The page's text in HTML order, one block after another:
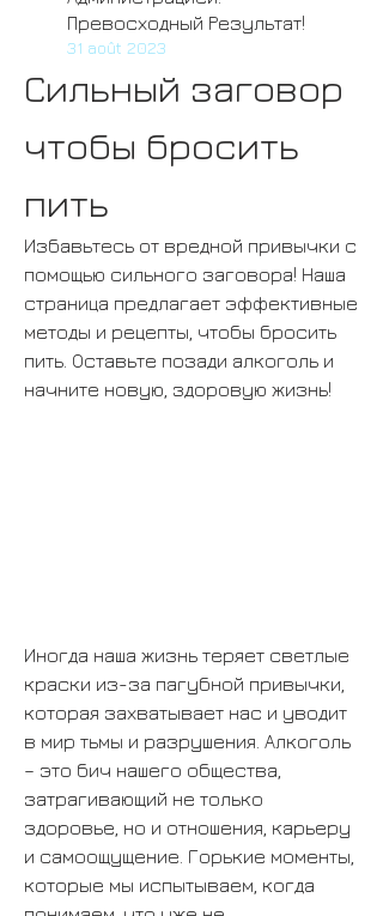
Превосходный Результат!
31 août 2023
Сильный заговор
чтобы бросить
пить
Избавьтесь от вредной привычки с
помощью сильного заговора! Наша
страница предлагает эффективные
методы и рецепты, чтобы бросить
пить. Оставьте позади алкоголь и
начните новую, здоровую жизнь!
Иногда наша жизнь теряет светлые
краски из-за пагубной привычки,
которая захватывает нас и уводит
в мир тьмы и разрушения. Алкоголь
– это бич нашего общества,
затрагивающий не только
здоровье, но и отношения, карьеру
и самоощущение. Горькие моменты,
которые мы испытываем, когда